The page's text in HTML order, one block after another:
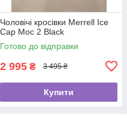
Чоловічі кросівки Merrell Ice
Cap Moc 2 Black
Готово до відправки
2 995 ₴ 3 495 ₴
Купити